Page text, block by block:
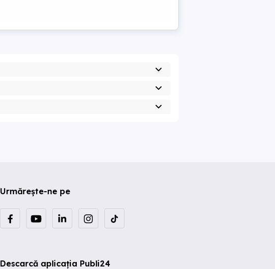
Urmărește-ne pe
Descarcă aplicația Publi24